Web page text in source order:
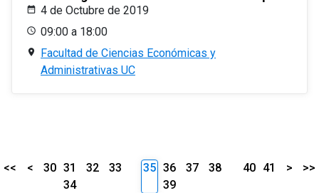
4 de Octubre de 2019
09:00 a 18:00
Facultad de Ciencias Económicas y
Administrativas UC
<< < 30 31 32
33
34
35 36 37
38
39
40 41 > >>